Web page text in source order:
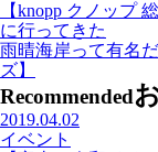
【knopp クノップ
に行ってきた
雨晴海岸って有名
ズ】
Recommended
2019.04.02
イベント